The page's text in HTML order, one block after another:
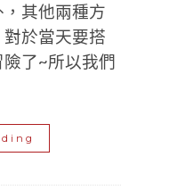
其他兩種方
於當天要搭
了~所以我們